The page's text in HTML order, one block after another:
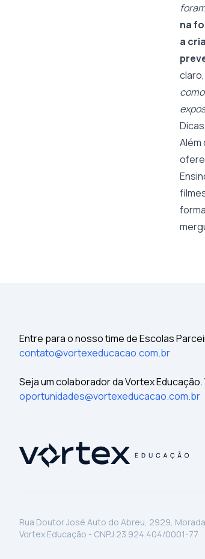
na
a
Além
Entre para o nosso time de Escolas
contato@vortexeducacao.com.br
Seja um colaborador da Vortex
oportunidades@vortexeducacao.com.br
Rua Doutor José Auto do Abreu, 2929,
Vortex Educação - CNPJ 23.924.404/0001-77